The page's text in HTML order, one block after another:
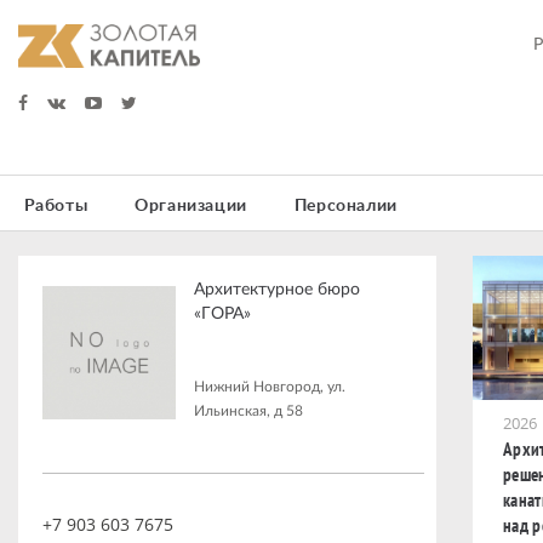
Работы Организации Персоналии
Архитектурное бюро
«ГОРА»
Нижний Новгород, ул.
Ильинская, д 58
+7 903 603 7675
2026
над